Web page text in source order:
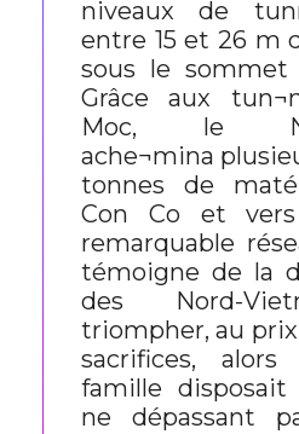
niveaux de
entre 15 et 26 m
sous le sommet
Grâce aux
Moc, le
ache¬mina
tonnes de
Con Co et
remarquable
témoigne de la
des Nord-
triompher, au
sacrifices,
famille disposait
ne dépassant